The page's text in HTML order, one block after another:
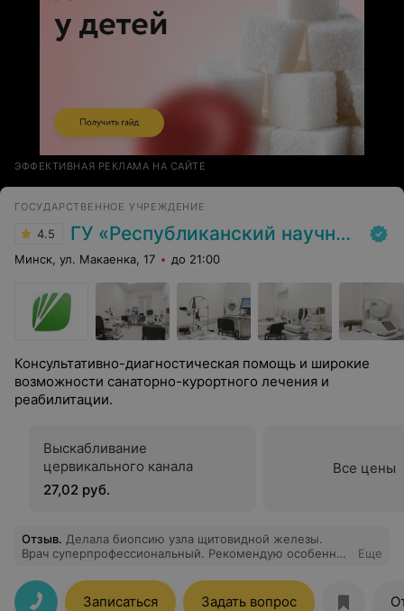
ЭФФЕКТИВНАЯ РЕКЛАМА НА САЙТЕ
ГОСУДАРСТВЕННОЕ УЧРЕЖДЕНИЕ
4.5 ГУ «Республиканский научно-практический центр медицинской экспертизы и реабилитаци»
Минск, ул. Макаенка, 17 до 21:00
Консультативно-диагностическая помощь и широкие
возможности санаторно-курортного лечения и
реабилитации.
Выскабливание
цервикального канала
27,02 руб.
Все цены
Отзыв. Делала биопсию узла щитовидной железы.
Врач суперпрофессиональный. Рекомендую особенно
Еще
Записаться Задать вопрос